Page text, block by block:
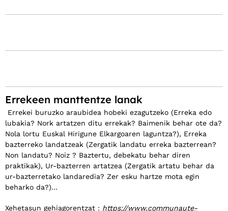
Errekeen manttentze lanak
Errekei buruzko araubidea hobeki ezagutzeko (Erreka edo
lubakia? Nork artatzen ditu errekak? Baimenik behar ote da?
Nola lortu Euskal Hirigune Elkargoaren laguntza?), Erreka
bazterreko landatzeak (Zergatik landatu erreka bazterrean?
Non landatu? Noiz ? Baztertu, debekatu behar diren
praktikak), Ur-bazterren artatzea (Zergatik artatu behar da
ur-bazterretako landaredia? Zer esku hartze mota egin
beharko da?)...
Xehetasun gehiagorentzat : https://www.communaute-